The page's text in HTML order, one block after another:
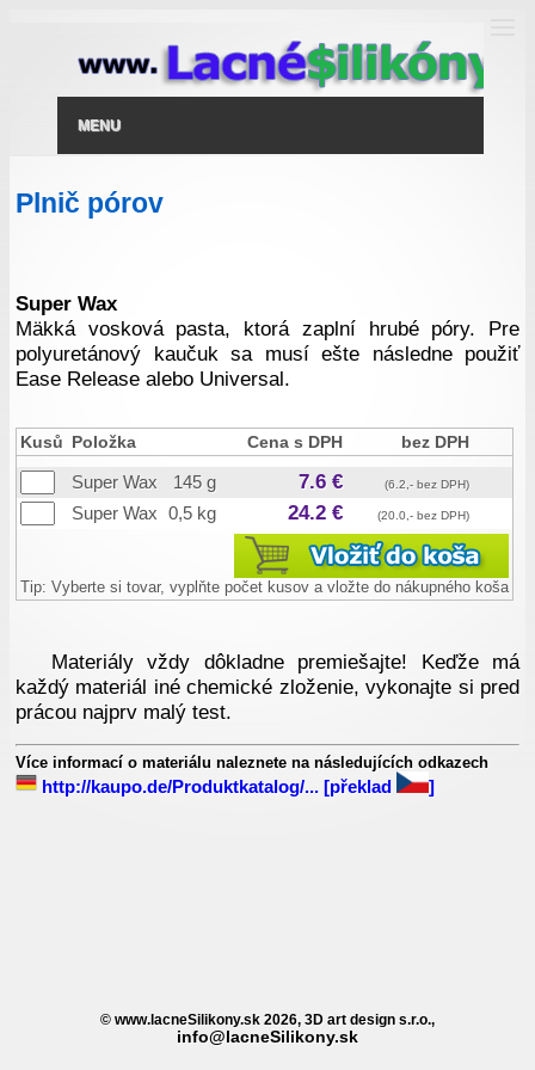
MENU
Plnič pórov
Super Wax
Mäkká vosková pasta, ktorá zaplní hrubé póry. Pre
polyuretánový kaučuk sa musí ešte následne použiť
Ease Release alebo Universal.
Kusů Položka Cena s DPH bez DPH
Super Wax 145 g 7.6 € (6.2,- bez DPH)
Super Wax 0,5 kg 24.2 € (20.0,- bez DPH)
Tip: Vyberte si tovar, vyplňte počet kusov a vložte do nákupného koša
Materiály vždy dôkladne premiešajte! Keďže má
každý materiál iné chemické zloženie, vykonajte si pred
prácou najprv malý test.
Více informací o materiálu naleznete na následujících odkazech
http://kaupo.de/Produktkatalog/... [překlad ]
© www.lacneSilikony.sk 2026, 3D art design s.r.o.,
info@lacneSilikony.sk